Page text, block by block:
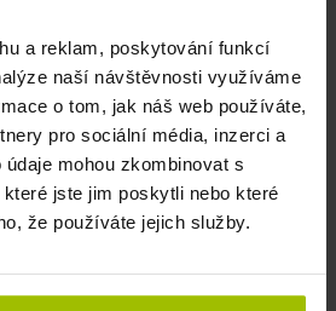
a reklam, poskytování funkcí
naší návštěvnosti využíváme
o tom, jak náš web používáte,
pro sociální média, inzerci a
mohou zkombinovat s
jste jim poskytli nebo které
že používáte jejich služby.
a lékařským účelům zajišťující
vln. Zajistí kvalitní kontakt pokožky
třením.
ultrazvukového
pro kontakt se sliznicemi
testech biokompatibility pro tento
pokožky